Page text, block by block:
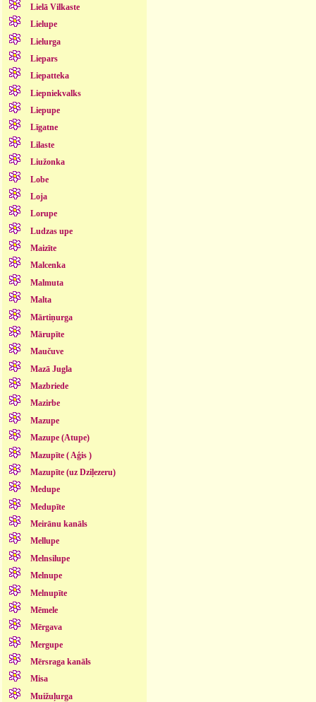
Lielā Vilkaste
Lielupe
Lielurga
Liepars
Liepatteka
Liepniekvalks
Liepupe
Līgatne
Lilaste
Liužonka
Lobe
Loja
Lorupe
Ludzas upe
Maizīte
Malcenka
Malmuta
Malta
Mārtiņurga
Mārupīte
Maučuve
Mazā Jugla
Mazbriede
Mazirbe
Mazupe
Mazupe (Atupe)
Mazupīte ( Aģis )
Mazupīte (uz Dziļezeru)
Medupe
Medupīte
Meirānu kanāls
Mellupe
Melnsilupe
Melnupe
Melnupīte
Mēmele
Mērgava
Mergupe
Mērsraga kanāls
Misa
Muižuļurga